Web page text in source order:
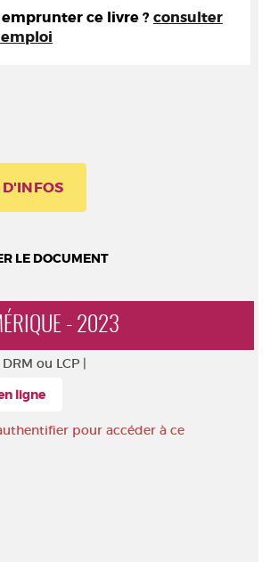
ce livre ? consulter
D'INFOS
LE DOCUMENT
- 2023
ou LCP |
ligne
pour accéder à ce